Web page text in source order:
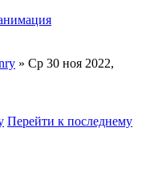
» Ср 30 ноя 2022,
Перейти к последнему